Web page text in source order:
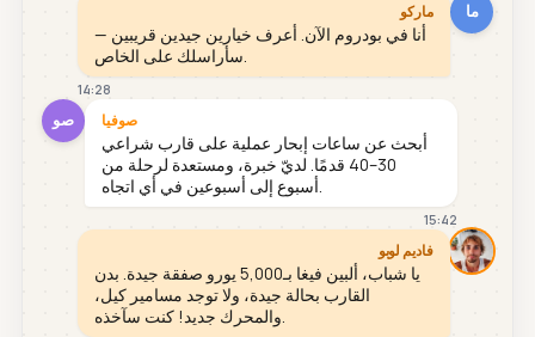
ما ماركو
أنا في بودروم الآن. أعرف خيارين جيدين قريبين —
سأراسلك على الخاص.
14:28
صو صوفيا
أبحث عن ساعات إبحار عملية على قارب شراعي
30–40 قدمًا. لديّ خبرة، ومستعدة لرحلة من
أسبوع إلى أسبوعين في أي اتجاه.
15:42
فاديم لوبو
يا شباب، ألبين فيغا بـ5,000 يورو صفقة جيدة. بدن
القارب بحالة جيدة، ولا توجد مسامير كيل،
والمحرك جديد! كنت سآخذه.